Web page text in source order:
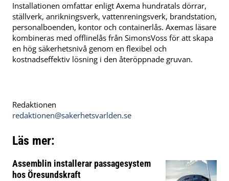
Installationen omfattar enligt Axema hundratals dörrar,
ställverk, anrikningsverk, vattenreningsverk, brandstation,
personalboenden, kontor och containerlås. Axemas läsare
kombineras med offlinelås från SimonsVoss för att skapa
en hög säkerhetsnivå genom en flexibel och
kostnadseffektiv lösning i den återöppnade gruvan.
Redaktionen
redaktionen@sakerhetsvarlden.se
Läs mer:
Assemblin installerar passagesystem
hos Öresundskraft